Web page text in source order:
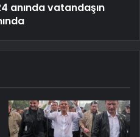
anında vatandaşın